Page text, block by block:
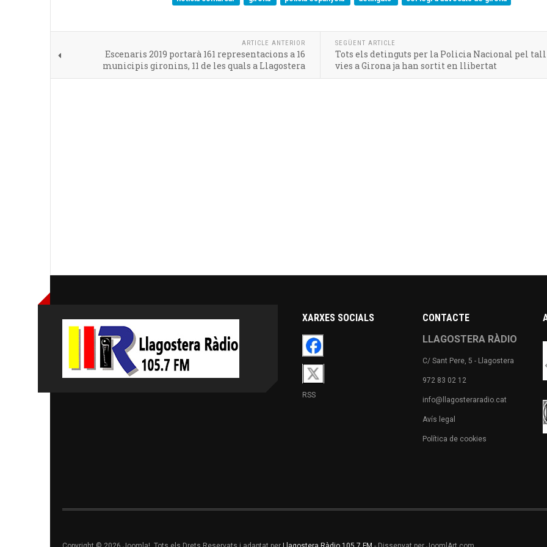
ARTICLE ANTERIOR
Escenaris 2019 portarà 161 representacions a 16
municipis gironins, 11 de les quals a Llagostera
SEGÜENT ARTICLE
Tots els detinguts per la Policia Nacional pel tall
vies a Girona ja han sortit en llibertat
XARXES SOCIALS
RSS
CONTACTE
LLAGOSTERA RÀDIO
C/ Sant Pere, 5 - Llagostera
972 83 02 12
info@llagosteraradio.cat
Avís legal
Política de cookies